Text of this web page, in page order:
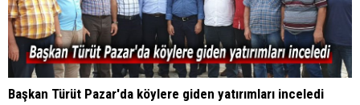
Başkan Türüt Pazar'da köylere giden yatırımları inceledi